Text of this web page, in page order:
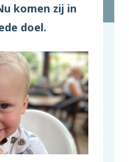
komen zij in
doel.